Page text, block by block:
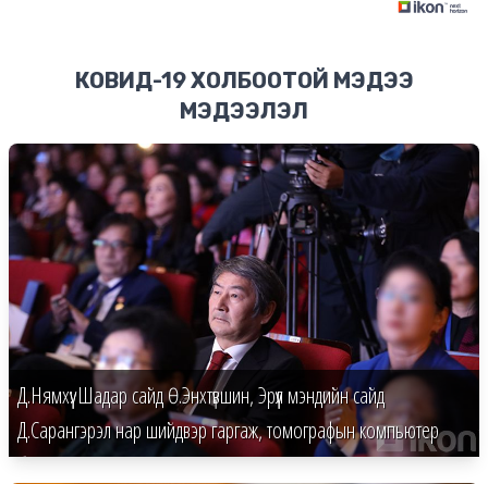
КОВИД-19 ХОЛБООТОЙ МЭДЭЭ
МЭДЭЭЛЭЛ
Д.Нямхүү: Шадар сайд Ө.Энхтүвшин, Эрүүл мэндийн сайд
Д.Сарангэрэл нар шийдвэр гаргаж, томографын компьютер
байршуулахад ₮400 саяыг өгсөн